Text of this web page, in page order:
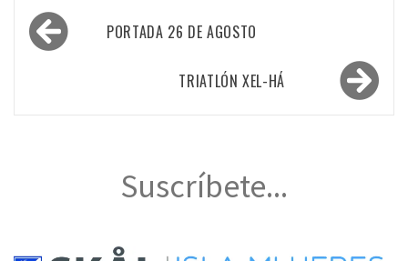
Navegación
de PORTADA 26 DE AGOSTO
TRIATLÓN XEL-HÁ
Suscríbete...